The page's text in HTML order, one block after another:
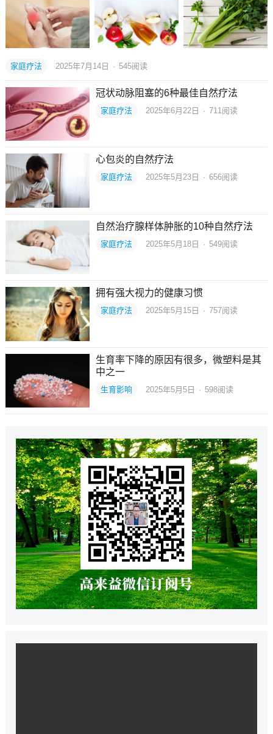
家庭疗法 2025年7月14日 · 545阅读
冠状动脉阻塞的6种最佳自然疗法
家庭疗法 2025年6月22日 · 711 阅读
心包炎的自然疗法
家庭疗法 2025年5月23日 · 656阅读
自然治疗腺样体肿胀的10种自然疗法
家庭疗法 2025年5月18日 · 549阅读
拥有强大视力的健康习惯
家庭疗法 2025年5月15日 · 757阅读
生育率下降的原因有很多，微塑料是其
中之一
生育影响 2025年5月5日 · 598阅读